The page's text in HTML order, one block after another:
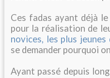
Ces fadas ayant déjà
pour la réalisation de
novices, les plus jeunes
se demander pourquoi
Ayant passé depuis